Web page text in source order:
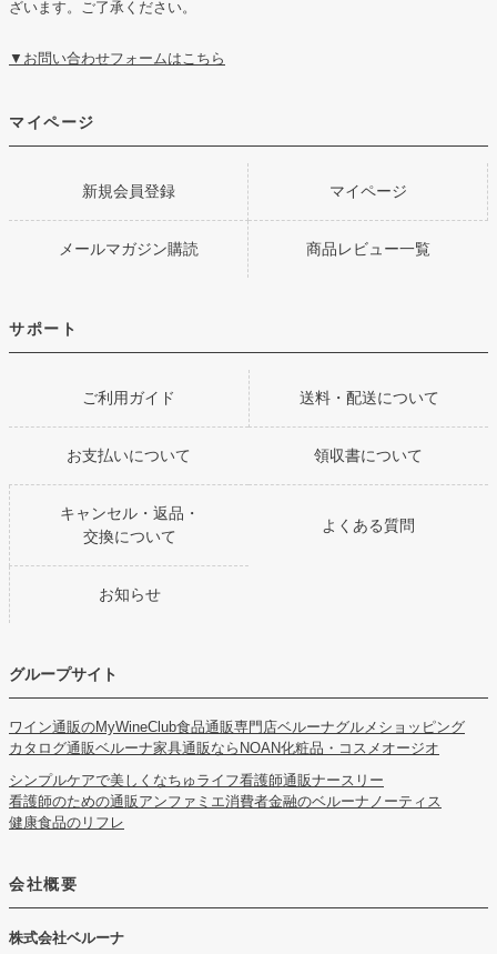
ざいます。ご了承ください。
▼お問い合わせフォームはこちら
マイページ
新規会員登録 マイページ
メールマガジン購読 商品レビュー一覧
サポート
ご利用ガイド 送料・配送について
お支払いについて 領収書について
キャンセル・返品・
交換について
よくある質問
お知らせ
グループサイト
ワイン通販のMyWineClub食品通販専門店ベルーナグルメショッピング
カタログ通販ベルーナ家具通販ならNOAN化粧品・コスメオージオ
シンプルケアで美しくなちゅライフ看護師通販ナースリー
看護師のための通販アンファミエ消費者金融のベルーナノーティス
健康食品のリフレ
会社概要
株式会社ベルーナ